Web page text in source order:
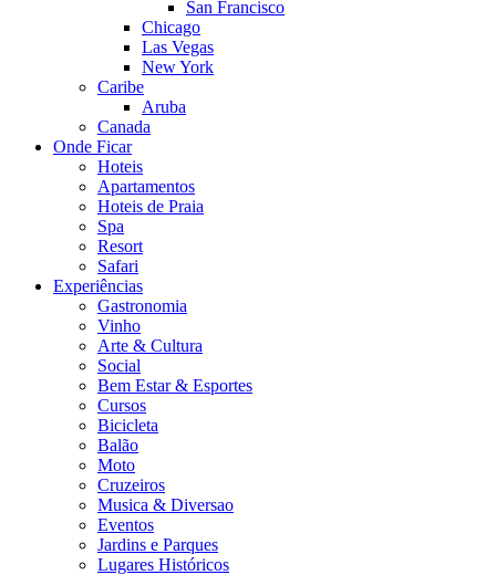
San Francisco
Chicago
Las Vegas
New York
Caribe
Aruba
Canada
Onde Ficar
Hoteis
Apartamentos
Hoteis de Praia
Spa
Resort
Safari
Experiências
Gastronomia
Vinho
Arte & Cultura
Social
Bem Estar & Esportes
Cursos
Bicicleta
Balão
Moto
Cruzeiros
Musica & Diversao
Eventos
Jardins e Parques
Lugares Históricos